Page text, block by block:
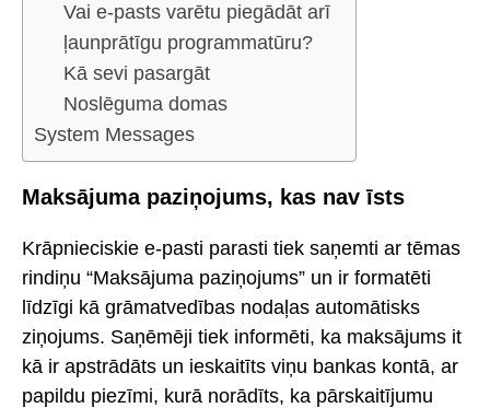
Vai e-pasts varētu piegādāt arī
ļaunprātīgu programmatūru?
Kā sevi pasargāt
Noslēguma domas
System Messages
Maksājuma paziņojums, kas nav īsts
Krāpnieciskie e-pasti parasti tiek saņemti ar tēmas
rindiņu “Maksājuma paziņojums” un ir formatēti
līdzīgi kā grāmatvedības nodaļas automātisks
ziņojums. Saņēmēji tiek informēti, ka maksājums it
kā ir apstrādāts un ieskaitīts viņu bankas kontā, ar
papildu piezīmi, kurā norādīts, ka pārskaitījumu